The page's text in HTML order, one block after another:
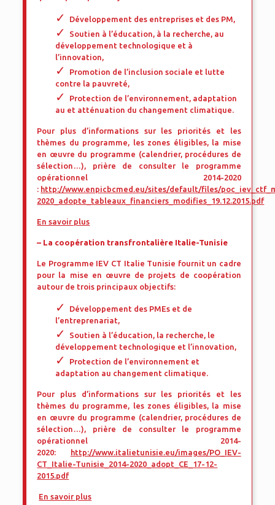
Développement des entreprises et des PM,
Soutien à l’éducation, à la recherche, au
développement technologique et à
l’innovation,
Promotion de l’inclusion sociale et lutte
contre la pauvreté,
Protection de l’environnement, adaptation
au et atténuation du changement climatique.
Pour plus d’informations sur les priorités et les
thèmes du programme, les zones éligibles, la mise
en œuvre du programme (calendrier, procédures de
sélection…), prière de consulter le programme
opérationnel 2014-2020
: http://www.enpicbcmed.eu/sites/default/files/
2020_adopte_tableaux_financiers_modifies_19.12.2015.pdf
En savoir plus
– La coopération transfrontalière Italie-Tunisie
Le Programme IEV CT Italie Tunisie fournit un cadre
pour la mise en œuvre de projets de coopération
autour de trois principaux objectifs:
Développement des PMEs et de
l’entreprenariat,
Soutien à l’éducation, la recherche, le
développement technologique et l’innovation,
Protection de l’environnement et
adaptation au changement climatique.
Pour plus d’informations sur les priorités et les
thèmes du programme, les zones éligibles, la mise
en œuvre du programme (calendrier, procédures de
sélection…), prière de consulter le programme
opérationnel 2014-
2020:
http://www.italietunisie.eu/images/PO_IEV-
CT_Italie-Tunisie_2014-2020_adopt_CE_17-12-
2015.pdf
En savoir plus